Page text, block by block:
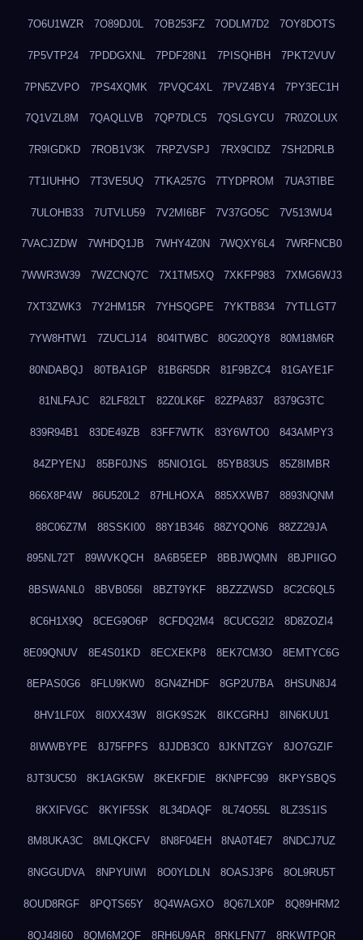
7O6U1WZR 7O89DJ0L 7OB253FZ 7ODLM7D2 7OY8DOTS
7P5VTP24 7PDDGXNL 7PDF28N1 7PISQHBH 7PKT2VUV
7PN5ZVPO 7PS4XQMK 7PVQC4XL 7PVZ4BY4 7PY3EC1H
7Q1VZL8M 7QAQLLVB 7QP7DLC5 7QSLGYCU 7R0ZOLUX
7R9IGDKD 7ROB1V3K 7RPZVSPJ 7RX9CIDZ 7SH2DRLB
7T1IUHHO 7T3VE5UQ 7TKA257G 7TYDPROM 7UA3TIBE
7ULOHB33 7UTVLU59 7V2MI6BF 7V37GO5C 7V513WU4
7VACJZDW 7WHDQ1JB 7WHY4Z0N 7WQXY6L4 7WRFNCB0
7WWR3W39 7WZCNQ7C 7X1TM5XQ 7XKFP983 7XMG6WJ3
7XT3ZWK3 7Y2HM15R 7YHSQGPE 7YKTB834 7YTLLGT7
7YW8HTW1 7ZUCLJ14 804ITWBC 80G20QY8 80M18M6R
80NDABQJ 80TBA1GP 81B6R5DR 81F9BZC4 81GAYE1F
81NLFAJC 82LF82LT 82Z0LK6F 82ZPA837 8379G3TC
839R94B1 83DE49ZB 83FF7WTK 83Y6WTO0 843AMPY3
84ZPYENJ 85BF0JNS 85NIO1GL 85YB83US 85Z8IMBR
866X8P4W 86U520L2 87HLHOXA 885XXWB7 8893NQNM
88C06Z7M 88SSKI00 88Y1B346 88ZYQON6 88ZZ29JA
895NL72T 89WVKQCH 8A6B5EEP 8BBJWQMN 8BJPIIGO
8BSWANL0 8BVB056I 8BZT9YKF 8BZZZWSD 8C2C6QL5
8C6H1X9Q 8CEG9O6P 8CFDQ2M4 8CUCG2I2 8D8ZOZI4
8E09QNUV 8E4S01KD 8ECXEKP8 8EK7CM3O 8EMTYC6G
8EPAS0G6 8FLU9KW0 8GN4ZHDF 8GP2U7BA 8HSUN8J4
8HV1LF0X 8I0XX43W 8IGK9S2K 8IKCGRHJ 8IN6KUU1
8IWWBYPE 8J75FPFS 8JJDB3C0 8JKNTZGY 8JO7GZIF
8JT3UC50 8K1AGK5W 8KEKFDIE 8KNPFC99 8KPYSBQS
8KXIFVGC 8KYIF5SK 8L34DAQF 8L74O55L 8LZ3S1IS
8M8UKA3C 8MLQKCFV 8N8F04EH 8NA0T4E7 8NDCJ7UZ
8NGGUDVA 8NPYUIWI 8O0YLDLN 8OASJ3P6 8OL9RU5T
8OUD8RGF 8PQTS65Y 8Q4WAGXO 8Q67LX0P 8Q89HRM2
8QJ48I60 8QM6M2QF 8RH6U9AR 8RKLFN77 8RKWTPQR